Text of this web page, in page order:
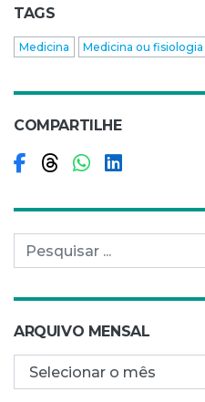
TAGS
Medicina Medicina ou fisiologia
COMPARTILHE
Compartilhar no
Compartilhar
Pesquisar por:
ARQUIVO MENSAL
Arquivo mensal